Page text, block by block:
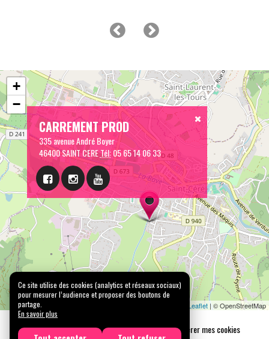
CARREMENT PROD
335 avenue André Boyer
46400 SAINT CERETél:05 65 14 06 33
+
−
Leaflet | © OpenStreetMap
Mentions légales Confidentialité
Gérer mes cookies
Ce site utilise des cookies (analytics et réseaux sociaux)
pour mesurer l’audience et proposer des boutons de
partage.
En savoir plus